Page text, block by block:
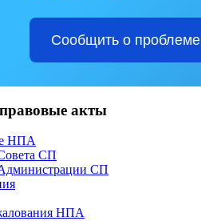
Сообщить о проблеме
акты
НПА
СП
СП
НПА